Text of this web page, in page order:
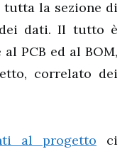
tutta la sezione di
dati. Il tutto è
PCB ed al BOM,
correlato dei
al progetto ci